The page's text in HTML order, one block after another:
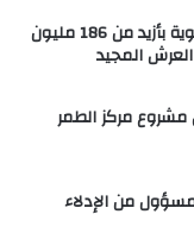
عامل إقليم صفرو يطلق ويدشن مشاريع تنموية بأزيد من 186 مليون
المجيد
مشروع مركز الطمر
من الإدلاء